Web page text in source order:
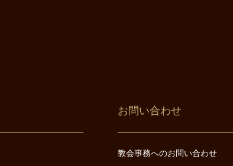
お問い合わせ
教会事務へのお問い合わせ